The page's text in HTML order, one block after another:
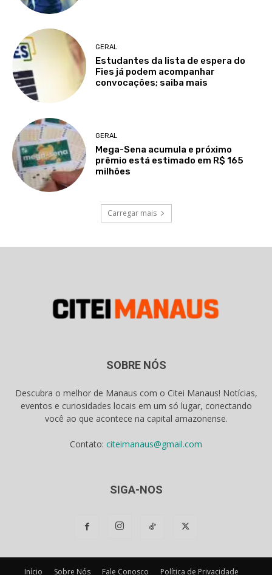
GERAL
Estudantes da lista de espera do
Fies já podem acompanhar
convocações; saiba mais
GERAL
Mega-Sena acumula e próximo
prêmio está estimado em R$ 165
milhões
Carregar mais
SOBRE NÓS
Descubra o melhor de Manaus com o Citei Manaus! Notícias,
eventos e curiosidades locais em um só lugar, conectando
você ao que acontece na capital amazonense.
Contato: citeimanaus@gmail.com
SIGA-NOS
Início Sobre Nós Fale Conosco Política de Privacidade